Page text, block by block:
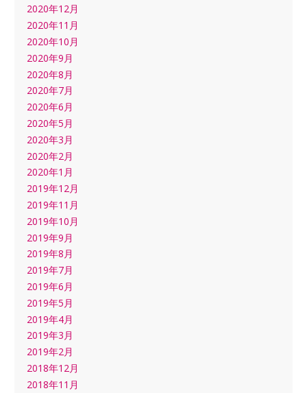
2020年12月
2020年11月
2020年10月
2020年9月
2020年8月
2020年7月
2020年6月
2020年5月
2020年3月
2020年2月
2020年1月
2019年12月
2019年11月
2019年10月
2019年9月
2019年8月
2019年7月
2019年6月
2019年5月
2019年4月
2019年3月
2019年2月
2018年12月
2018年11月